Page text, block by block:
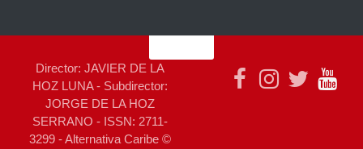
Director: JAVIER DE LA
HOZ LUNA - Subdirector:
JORGE DE LA HOZ
SERRANO - ISSN: 2711-
3299 - Alternativa Caribe ©